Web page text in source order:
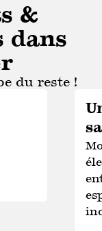
&
dans
du reste !